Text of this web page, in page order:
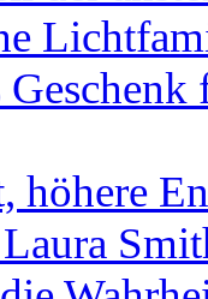
höhere